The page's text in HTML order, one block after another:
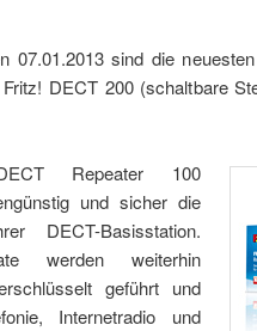
07.01.2013 sind die
DECT 200 (schaltbare
Repeater 100
und sicher die
DECT-Basisstation.
werden weiterhin
geführt und
Internetradio und